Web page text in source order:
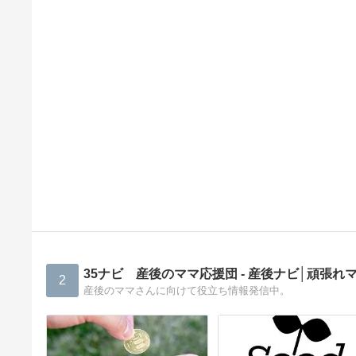
2 35ナビ 産後のママ応援団 - 産後ナビ│頑張れ
産後のママさんに向けて役立ち情報発信中。